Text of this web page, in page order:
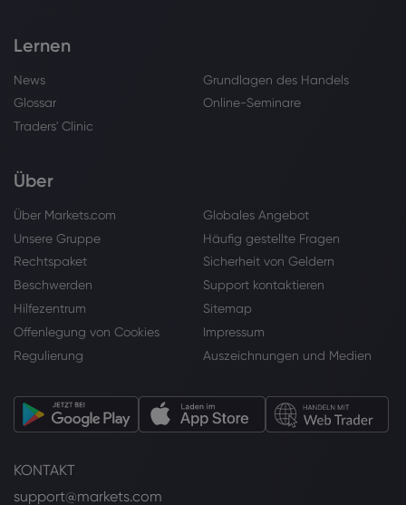
Lernen
News
Grundlagen des Handels
Glossar
Online-Seminare
Traders' Clinic
Über
Über Markets.com
Globales Angebot
Unsere Gruppe
Häufig gestellte Fragen
Rechtspaket
Sicherheit von Geldern
Beschwerden
Support kontaktieren
Hilfezentrum
Sitemap
Offenlegung von Cookies
Impressum
Regulierung
Auszeichnungen und Medien
KONTAKT
support@markets.com